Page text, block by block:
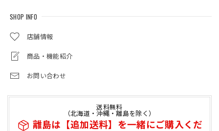
SHOP INFO
店舗情報
商品・機能紹介
お問い合わせ
送料無料
（北海道・沖縄・離島を除く）
離島は【追加送料】を一緒にご購入くだ